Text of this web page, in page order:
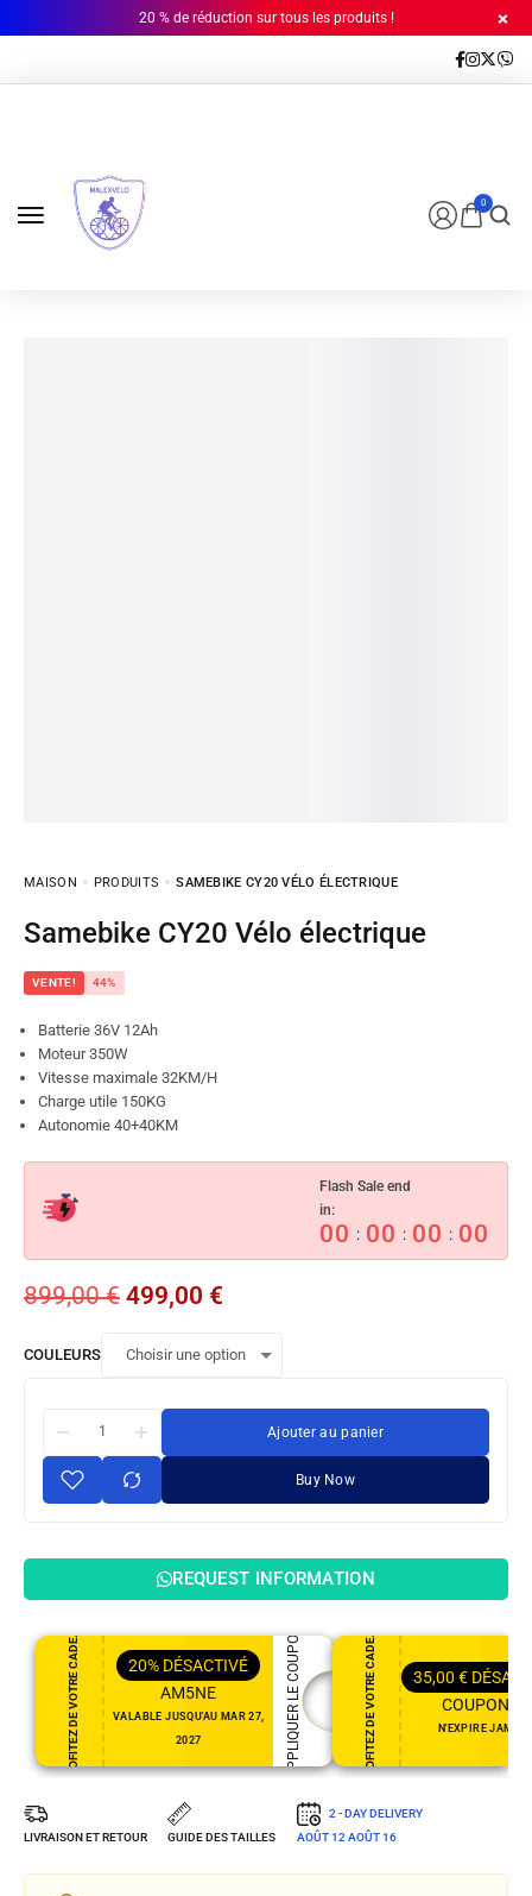
20 % de réduction sur tous les produits !
0
MAISON PRODUITS SAMEBIKE CY20 VÉLO ÉLECTRIQUE
Samebike CY20 Vélo électrique
VENTE! 44%
Batterie 36V 12Ah
Moteur 350W
Vitesse maximale 32KM/H
Charge utile 150KG
Autonomie 40+40KM
Flash Sale end
in:
00 : 00 : 00 : 00
899,00€ 499,00 €
COULEURS
Ajouter au panier
Buy Now
REQUEST INFORMATION
PROFITEZ DE VOTRE CADEAU 20% DÉSACTIVÉ
AM5NE
VALABLE JUSQU'AU MAR 27,
2027
APPLIQUER LE COUPON PROFITEZ DE VOTRE CADEAU 35,00€
COUPON35
N'EXPIRE JAMAIS
LIVRAISON ET RETOUR GUIDE DES TAILLES
2 - DAY DELIVERY
AOÛT 12 AOÛT 16